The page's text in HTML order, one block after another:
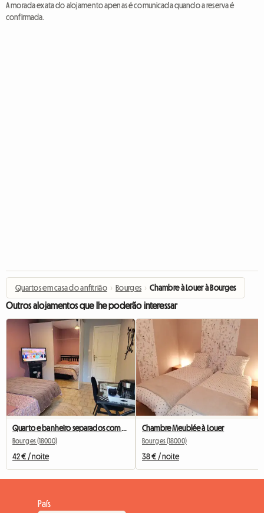
A morada exata do alojamento apenas é comunicada quando a reserva é
confirmada.
Quartos em casa do anfitrião › Bourges › Chambre à Louer à Bourges
Outros alojamentos que lhe poderão interessar
Bourges (18000)
42 € / noite
Chambre Meublée à Louer
Bourges (18000)
38 € / noite
País